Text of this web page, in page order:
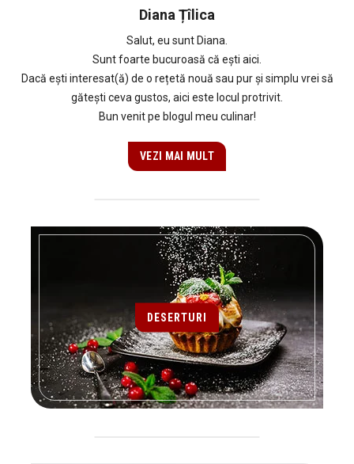
Diana Țîlica
Salut, eu sunt Diana.
Sunt foarte bucuroasă că ești aici.
Dacă ești interesat(ă) de o rețetă nouă sau pur și simplu vrei să
gătești ceva gustos, aici este locul protrivit.
Bun venit pe blogul meu culinar!
VEZI MAI MULT
DESERTURI